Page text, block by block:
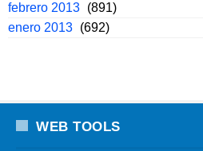
febrero 2013 (891)
enero 2013 (692)
WEB TOOLS